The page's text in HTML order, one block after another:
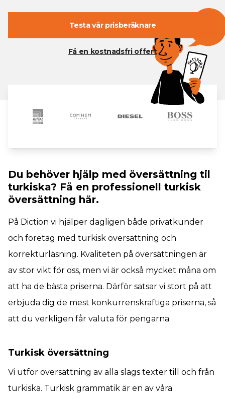
Testa vår prisberäknare
Få en kostnadsfri offert
Du behöver hjälp med översättning til
turkiska? Få en professionell turkisk
översättning här.
På Diction vi hjälper dagligen både privatkunder
och företag med turkisk översättning och
korrekturläsning. Kvaliteten på översättningen är
av stor vikt för oss, men vi är också mycket måna om
att ha de bästa priserna. Därför satsar vi stort på att
erbjuda dig de mest konkurrenskraftiga priserna, så
att du verkligen får valuta för pengarna.
Turkisk översättning
Vi utför översättning av alla slags texter till och från
turkiska. Turkisk grammatik är en av våra